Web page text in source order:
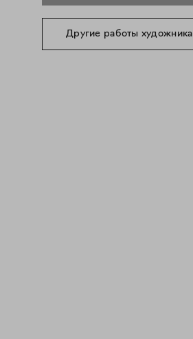
Другие работы художника